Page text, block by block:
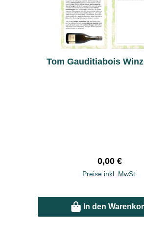
Tom Gauditiabois
Regulärer
0,00 €
Preise inkl. MwSt.
In den